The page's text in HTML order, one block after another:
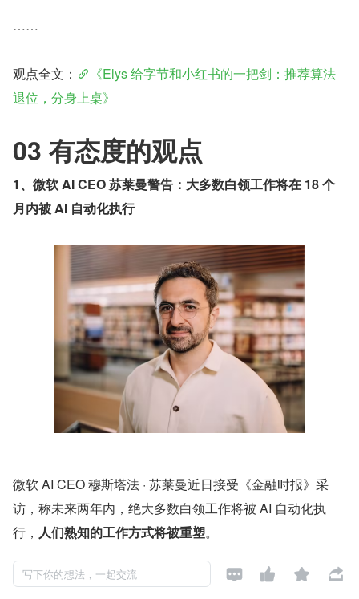
……
观点全文：
《Elys 给字节和小红书的一把剑：推荐算法
退位，分身上桌》
03 有态度的观点
1、微软 AI CEO 苏莱曼警告：大多数白领工作将在 18 个
月内被 AI 自动化执行
微软 AI CEO 穆斯塔法 · 苏莱曼近日接受《金融时报》采
访，称未来两年内，绝大多数白领工作将被 AI 自动化执
行， 人们熟知的工作方式将被重塑。
苏莱曼首先指出，AI 在软件工程领域的影响已经非常明
写下你的想法，一起交流    